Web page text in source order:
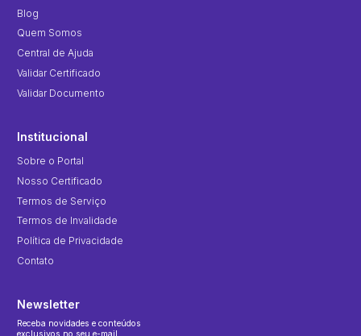
Blog
Quem Somos
Central de Ajuda
Validar Certificado
Validar Documento
Institucional
Sobre o Portal
Nosso Certificado
Termos de Serviço
Termos de Invalidade
Política de Privacidade
Contato
Newsletter
Receba novidades e conteúdos